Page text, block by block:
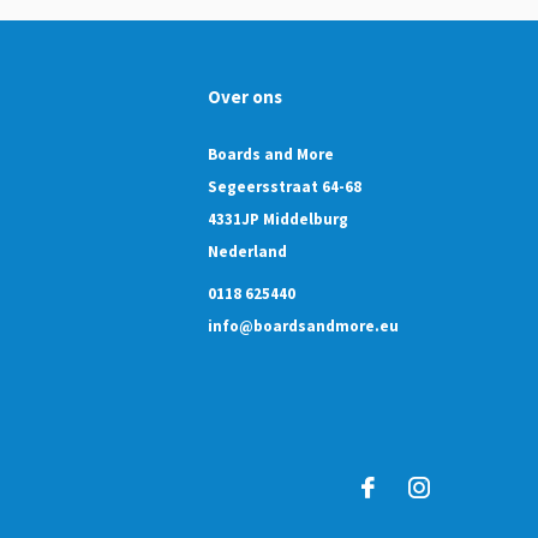
Over ons
Boards and More
Segeersstraat 64-68
4331JP Middelburg
Nederland
0118 625440
info@boardsandmore.eu